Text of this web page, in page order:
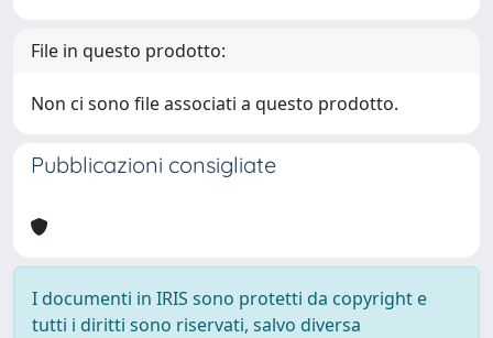
File in questo prodotto:
Non ci sono file associati a questo prodotto.
Pubblicazioni consigliate
I documenti in IRIS sono protetti da copyright e
tutti i diritti sono riservati, salvo diversa